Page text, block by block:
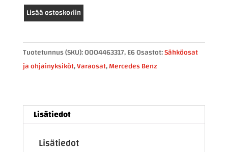
Mercedes-
Benz
ohjainlaite
0004463317
Lisää ostoskoriin
Tuotetunnus (SKU):0004463317, E6Osastot:Sähköosat
ja ohjainyksiköt,Varaosat,Mercedes Benz
Lisätiedot
Lisätiedot